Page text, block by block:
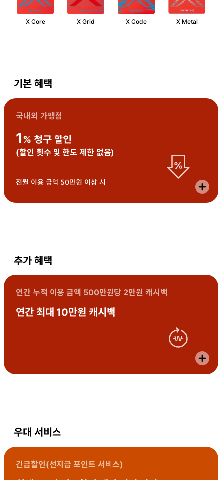
X Core X Grid X Code X Metal
기본 혜택
국내외 가맹점
1% 청구 할인
(할인 횟수 및 한도 제한 없음)
전월 이용 금액 50만원 이상 시
추가 혜택
연간 누적 이용 금액 500만원당 2만원 캐시백
연간 최대 10만원 캐시백
우대 서비스
긴급할인(선지급 포인트 서비스)